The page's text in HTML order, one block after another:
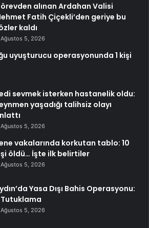
alınan Ardahan Valisi
Fatih Çiçekli’den geriye bu
kaldı
Ağustos 5, 2026
uyuşturucu operasyonunda 1 kişi
sevmek isterken hastanelik oldu:
yaşadığı talihsiz olayı
Ağustos 5, 2026
vakalarında korkutan tablo: 10
öldü… İşte ilk belirtiler
Ağustos 5, 2026
Yasa Dışı Bahis Operasyonu:
Tutuklama
Ağustos 5, 2026